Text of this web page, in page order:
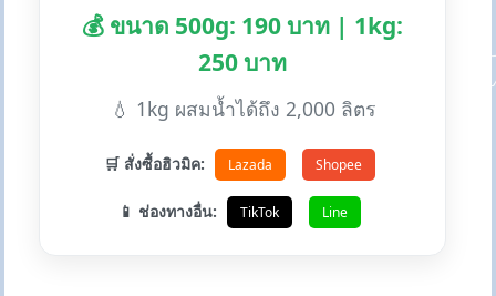
💰 ขนาด 500g: 190 บาท | 1kg:
250 บาท
💧 1kg ผสมน้ำได้ถึง 2,000 ลิตร
🛒 สั่งซื้อฮิวมิค: Lazada Shopee
📱 ช่องทางอื่น: TikTok Line